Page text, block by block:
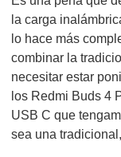
la carga
lo hace más
combinar la
necesitar estar
los Redmi Buds 4
USB C que
sea una